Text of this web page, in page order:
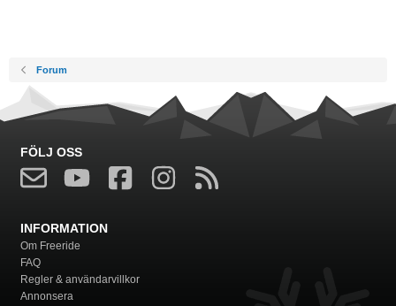
Forum
FÖLJ OSS
INFORMATION
Om Freeride
FAQ
Regler & användarvillkor
Annonsera